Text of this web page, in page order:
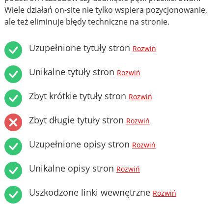
Wiele działań on-site nie tylko wspiera pozycjonowanie,
ale też eliminuje błędy techniczne na stronie.
Uzupełnione tytuły stron Rozwiń
Unikalne tytuły stron Rozwiń
Zbyt krótkie tytuły stron Rozwiń
Zbyt długie tytuły stron Rozwiń
Uzupełnione opisy stron Rozwiń
Unikalne opisy stron Rozwiń
Uszkodzone linki wewnętrzne Rozwiń